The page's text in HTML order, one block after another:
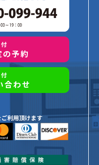
予約
合わせ
利用頂けます